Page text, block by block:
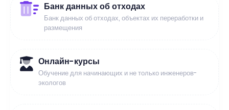
Банк данных об отходах
Банк данных об отходах, объектах их переработки и
размещения
Онлайн-курсы
Обучение для начинающих и не только инженеров-
экологов